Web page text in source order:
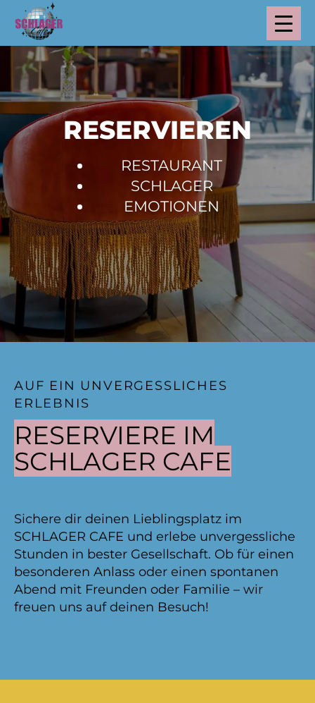
RESERVIEREN
RESTAURANT
SCHLAGER
EMOTIONEN
AUF EIN UNVERGESSLICHES
ERLEBNIS
RESERVIERE IM
SCHLAGER CAFE
Sichere dir deinen Lieblingsplatz im
SCHLAGER CAFE und erlebe unvergessliche
Stunden in bester Gesellschaft. Ob für einen
besonderen Anlass oder einen spontanen
Abend mit Freunden oder Familie – wir
freuen uns auf deinen Besuch!